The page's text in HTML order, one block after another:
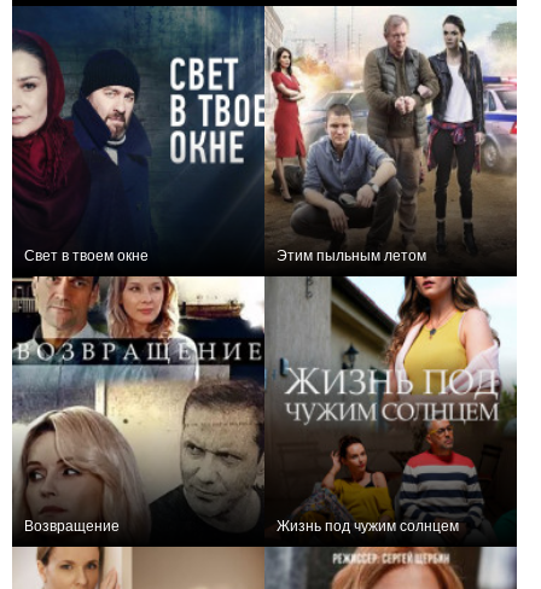
Свет в твоем окне Этим пыльным летом
Возвращение Жизнь под чужим солнцем